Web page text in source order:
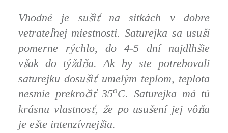
Vhodné je sušiťna sitkách v dobre
vetrateľnej miestnosti. Saturejka sa usuší
pomerne rýchlo, do 4-5 dní najdlhšie
však do týždňa. Ak by ste potrebovali
saturejku dosušiťumelým teplom, teplota
nesmie prekročiť35oC. Saturejka má tú
krásnu vlastnosť, že po usušení jej vôňa
je ešte intenzívnejšia.